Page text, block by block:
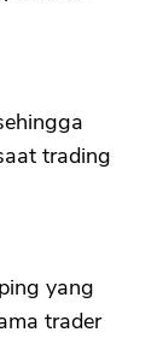
trading
yang
trader